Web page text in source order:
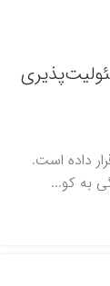
داده است.
به کو...